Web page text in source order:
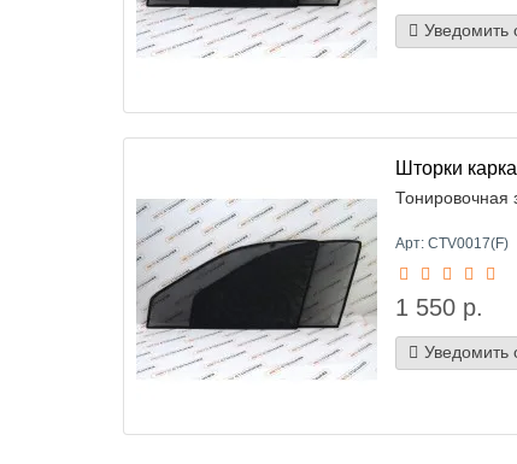
Уведомить
Шторки
Тонировочная
Арт: CTV0017(F)
1 550 р.
Уведомить